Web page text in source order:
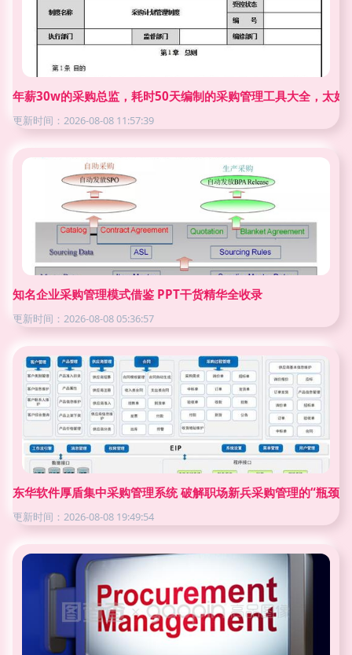
年薪30w的采购总监，耗时50天编制的采购管理工具大全，太好
更新时间：2026-08-08 11:57:39
知名企业采购管理模式借鉴 PPT干货精华全收录
更新时间：2026-08-08 05:36:57
东华软件厚盾集中采购管理系统 破解职场新兵采购管理的“瓶颈”
更新时间：2026-08-08 19:49:54